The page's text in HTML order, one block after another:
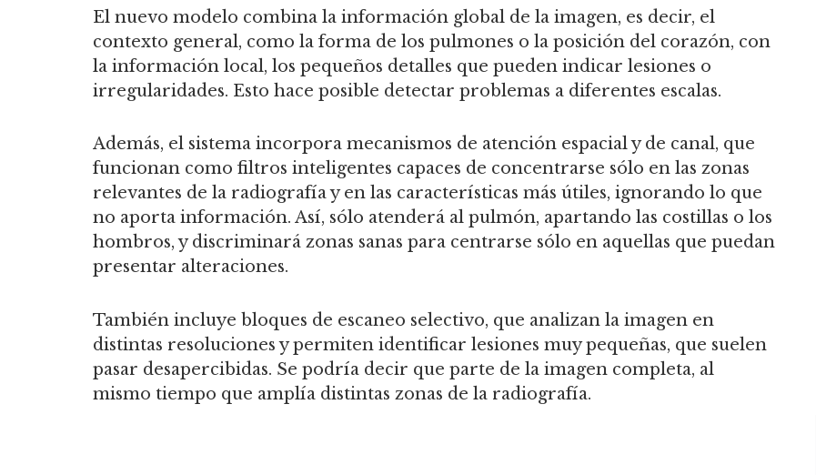
El nuevo modelo combina la información global de la imagen, es decir, el
contexto general, como la forma de los pulmones o la posición del corazón, con
la información local, los pequeños detalles que pueden indicar lesiones o
irregularidades. Esto hace posible detectar problemas a diferentes escalas.
Además, el sistema incorpora mecanismos de atención espacial y de canal, que
funcionan como filtros inteligentes capaces de concentrarse sólo en las zonas
relevantes de la radiografía y en las características más útiles, ignorando lo que
no aporta información. Así, sólo atenderá al pulmón, apartando las costillas o los
hombros, y discriminará zonas sanas para centrarse sólo en aquellas que puedan
presentar alteraciones.
También incluye bloques de escaneo selectivo, que analizan la imagen en
distintas resoluciones y permiten identificar lesiones muy pequeñas, que suelen
pasar desapercibidas. Se podría decir que parte de la imagen completa, al
mismo tiempo que amplía distintas zonas de la radiografía.